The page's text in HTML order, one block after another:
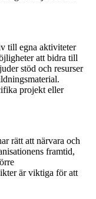
till egna aktiviteter
att bidra till
stöd och resurser
projekt eller
rätt att närvara och
framtid,
är viktiga för att